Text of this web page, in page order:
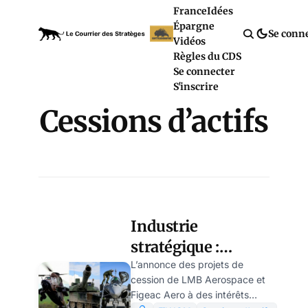
FranceIdées
Épargne
Vidéos
Règles du CDS
Se connecter
S'inscrire
Se
Cessions d’actifs
Industrie
stratégique :
vendre ou bâtir
une souveraineté
L’annonce des projets de
cession de LMB Aerospace et
Figeac Aero à des intérêts